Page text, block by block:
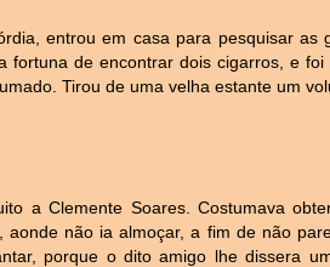
entrou em casa para pesquisar as
fortuna de encontrar dois cigarros, e
Tirou de uma velha estante um
a Clemente Soares. Costumava
aonde não ia almoçar, a fim de não
porque o dito amigo lhe dissera